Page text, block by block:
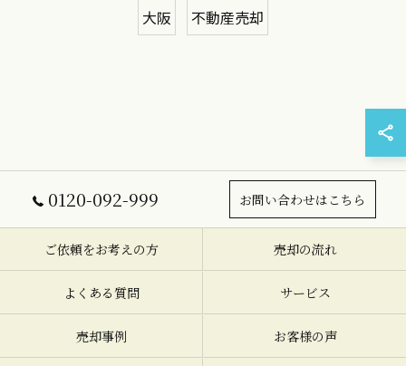
大阪 不動産売却
0120-092-999 お問い合わせはこちら
ご依頼をお考えの方 売却の流れ
よくある質問 サービス
売却事例 お客様の声